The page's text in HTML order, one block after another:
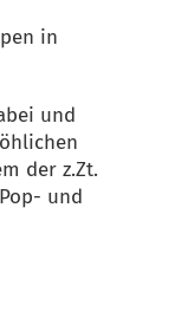
in
und
der z.Zt.
und